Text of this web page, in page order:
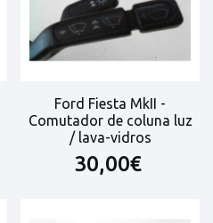
Ford Fiesta MkII -
Comutador de coluna luz
/ lava-vidros
30,00€